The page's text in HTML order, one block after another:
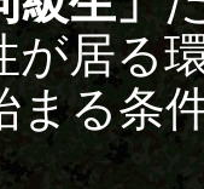
が居る
まる条